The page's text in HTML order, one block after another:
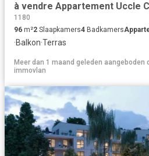
à vendre Appartement Uccle
1180
96 m²2 Slaapkamers4 Badkamers
·Balkon·Terras
Meer dan 1 maand geleden aangeboden
immovlan